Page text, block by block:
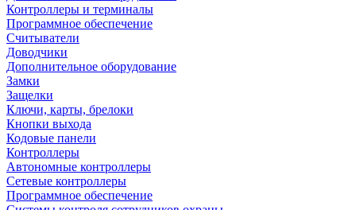
Контроллеры и терминалы
Программное обеспечение
Считыватели
Доводчики
Дополнительное оборудование
Замки
Защелки
Ключи, карты, брелоки
Кнопки выхода
Кодовые панели
Контроллеры
Автономные контроллеры
Сетевые контроллеры
Программное обеспечение